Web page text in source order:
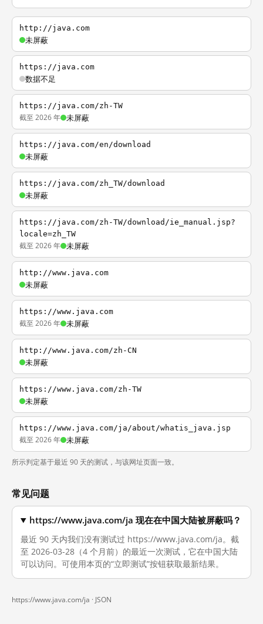
http://java.com
未屏蔽
https://java.com
数据不足
https://java.com/zh-TW
截至 2026 年 未屏蔽
https://java.com/en/download
未屏蔽
https://java.com/zh_TW/download
未屏蔽
https://java.com/zh-TW/download/ie_manual.jsp?
locale=zh_TW
截至 2026 年 未屏蔽
http://www.java.com
未屏蔽
https://www.java.com
截至 2026 年 未屏蔽
http://www.java.com/zh-CN
未屏蔽
https://www.java.com/zh-TW
未屏蔽
https://www.java.com/ja/about/whatis_java.jsp
截至 2026 年 未屏蔽
所示判定基于最近 90 天的测试，与该网址页面一致。
常见问题
https://www.java.com/ja 现在在中国大陆被屏蔽吗？
最近 90 天内我们没有测试过 https://www.java.com/ja。截
至 2026-03-28（4 个月前）的最近一次测试，它在中国大陆
可以访问。可使用本页的“立即测试”按钮获取最新结果。
https://www.java.com/ja · JSON